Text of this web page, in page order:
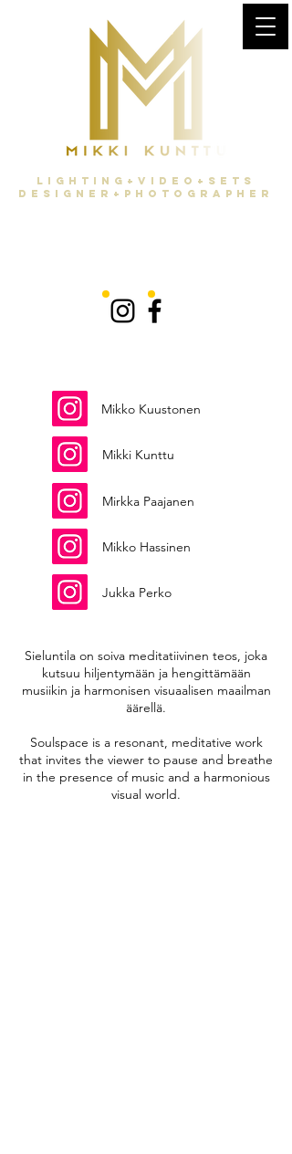
Lighting+Video+Sets
Designer+Photographer
Mikko Kuustonen
Mikki Kunttu
Mirkka Paajanen
Mikko Hassinen
Jukka Perko
Sieluntila on soiva meditatiivinen teos, joka
kutsuu hiljentymään ja hengittämään
musiikin ja harmonisen visuaalisen maailman
äärellä.
Soulspace is a resonant, meditative work
that invites the viewer to pause and breathe
in the presence of music and a harmonious
visual world.